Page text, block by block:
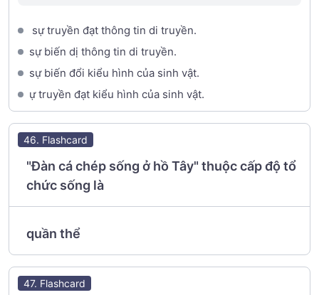
sự truyền đạt thông tin di truyền.
sự biến dị thông tin di truyền.
sự biến đổi kiểu hình của sinh vật.
ự truyền đạt kiểu hình của sinh vật.
46. Flashcard
"Đàn cá chép sống ở hồ Tây" thuộc cấp độ tổ
chức sống là
quần thể
47. Flashcard